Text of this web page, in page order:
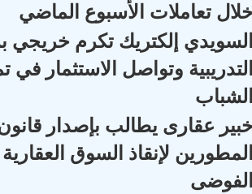
تعاملات الأسبوع الماضي
إلكتريك تكرم خريجي
وتواصل الاستثمار في
عقارى يطالب بإصدار
لإنقاذ السوق